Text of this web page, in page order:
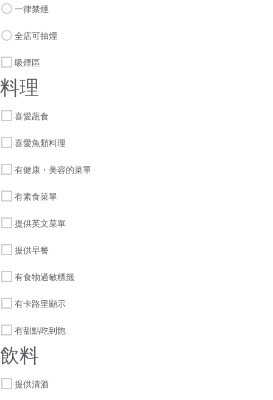
一律禁煙
全店可抽煙
吸煙區
料理
喜愛蔬食
喜愛魚類料理
有健康・美容的菜單
有素食菜單
提供英文菜單
提供早餐
有食物過敏標籤
有卡路里顯示
有甜點吃到飽
飲料
提供清酒